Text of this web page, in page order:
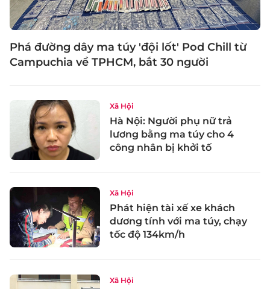
Phá đường dây ma túy 'đội lốt' Pod Chill từ
Campuchia về TPHCM, bắt 30 người
Xã Hội
Hà Nội: Người phụ nữ trả
lương bằng ma túy cho 4
công nhân bị khởi tố
Xã Hội
Phát hiện tài xế xe khách
dương tính với ma túy, chạy
tốc độ 134km/h
Xã Hội